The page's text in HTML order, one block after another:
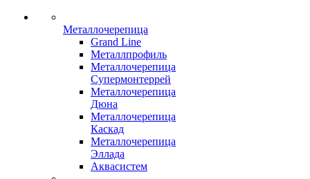
Металлочерепица
Grand Line
Металлпрофиль
Металлочерепица
Супермонтеррей
Металлочерепица
Дюна
Металлочерепица
Каскад
Металлочерепица
Эллада
Аквасистем